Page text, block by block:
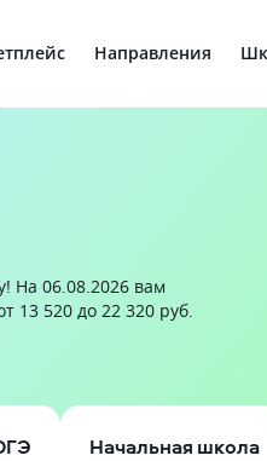
Направления
На 06.08.2026 вам
13 520 до 22 320 руб.
Начальная школа